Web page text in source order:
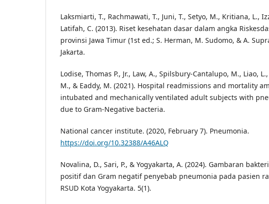
Laksmiarti, T., Rachmawati, T., Juni, T., Setyo, M., Kritiana, L.,
Latifah, C. (2013). Riset kesehatan dasar dalam angka
provinsi Jawa Timur (1st ed.; S. Herman, M. Sudomo, & A.
Jakarta.
Lodise, Thomas P., Jr., Law, A., Spilsbury-Cantalupo, M., Liao,
M., & Eaddy, M. (2021). Hospital readmissions and mortality
intubated and mechanically ventilated adult subjects with
due to Gram-Negative bacteria.
National cancer institute. (2020, February 7). Pneumonia.
https://doi.org/10.32388/A46ALQ
Novalina, D., Sari, P., & Yogyakarta, A. (2024). Gambaran
positif dan Gram negatif penyebab pneumonia pada pasien
RSUD Kota Yogyakarta. 5(1).